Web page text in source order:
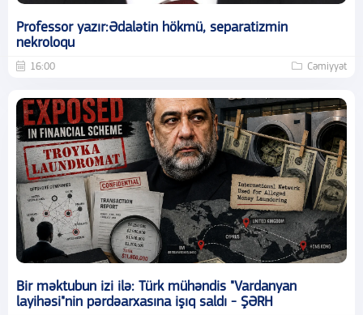
Professor yazır:Ədalətin hökmü, separatizmin
nekroloqu
16:00 Cəmiyyət
Bir məktubun izi ilə: Türk mühəndis "Vardanyan
layihəsi"nin pərdəarxasına işıq saldı - ŞƏRH